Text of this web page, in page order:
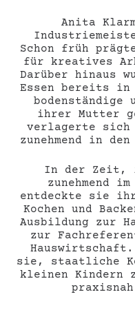
Anita
Schon früh
für kreatives
Darüber hinaus
Essen bereits
bodenständige
ihrer Mutter
verlagerte
zunehmend in
In der Zeit,
zunehmend
entdeckte sie
Kochen und
Ausbildung zur
zur
sie, staatliche
kleinen Kindern